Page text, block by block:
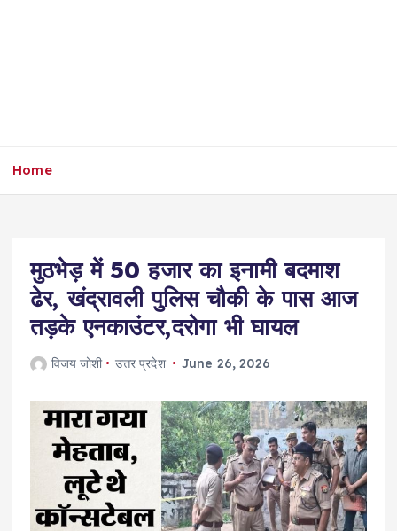
Home
मुठभेड़ में 50 हजार का इनामी बदमाश
ढेर, खंद्रावली पुलिस चौकी के पास आज
तड़के एनकाउंटर,दरोगा भी घायल
विजय जोशी उत्तर प्रदेश June 26, 2026